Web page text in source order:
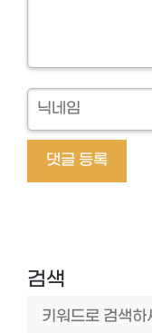
닉
네
검색